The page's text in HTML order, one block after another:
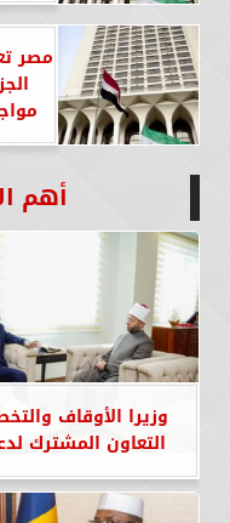
مصر
أهم
وزيرا الأوقاف
التعاون المشترك